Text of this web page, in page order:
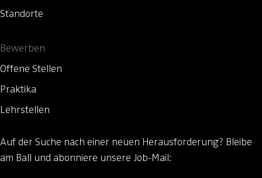
Standorte
Bewerben
Offene Stellen
Praktika
Lehrstellen
Auf der Suche nach einer neuen Herausforderung? Bleibe
am Ball und abonniere unsere Job-Mail: